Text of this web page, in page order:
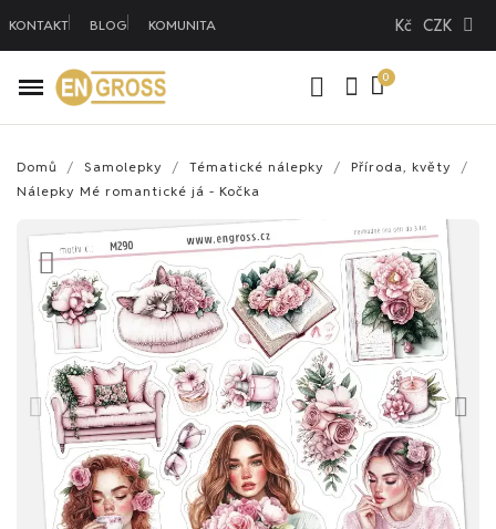
KONTAKT BLOG KOMUNITA Kč CZK
Domů Samolepky Tématické nálepky
Příroda, květy
Nálepky Mé romantické já - Kočka